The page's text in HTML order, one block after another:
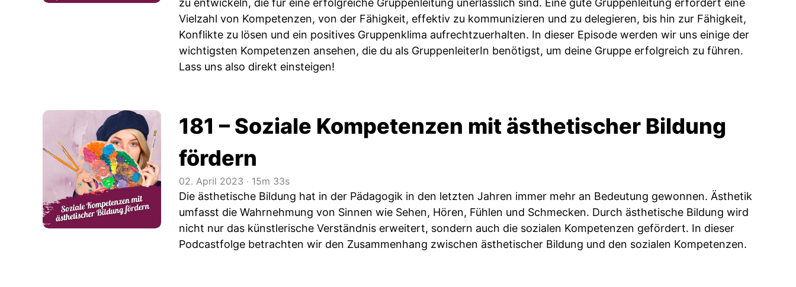
zu entwickeln, die für eine erfolgreiche Gruppenleitung unerlässlich sind. Eine gute Gruppenleitung erfordert eine
Vielzahl von Kompetenzen, von der Fähigkeit, effektiv zu kommunizieren und zu delegieren, bis hin zur Fähigkeit,
Konflikte zu lösen und ein positives Gruppenklima aufrechtzuerhalten. In dieser Episode werden wir uns einige der
wichtigsten Kompetenzen ansehen, die du als GruppenleiterIn benötigst, um deine Gruppe erfolgreich zu führen.
Lass uns also direkt einsteigen!
181 – Soziale Kompetenzen mit ästhetischer Bildung
fördern
02. April 2023 ‧ 15m 33s
Die ästhetische Bildung hat in der Pädagogik in den letzten Jahren immer mehr an Bedeutung gewonnen. Ästhetik
umfasst die Wahrnehmung von Sinnen wie Sehen, Hören, Fühlen und Schmecken. Durch ästhetische Bildung wird
nicht nur das künstlerische Verständnis erweitert, sondern auch die sozialen Kompetenzen gefördert. In dieser
Podcastfolge betrachten wir den Zusammenhang zwischen ästhetischer Bildung und den sozialen Kompetenzen.